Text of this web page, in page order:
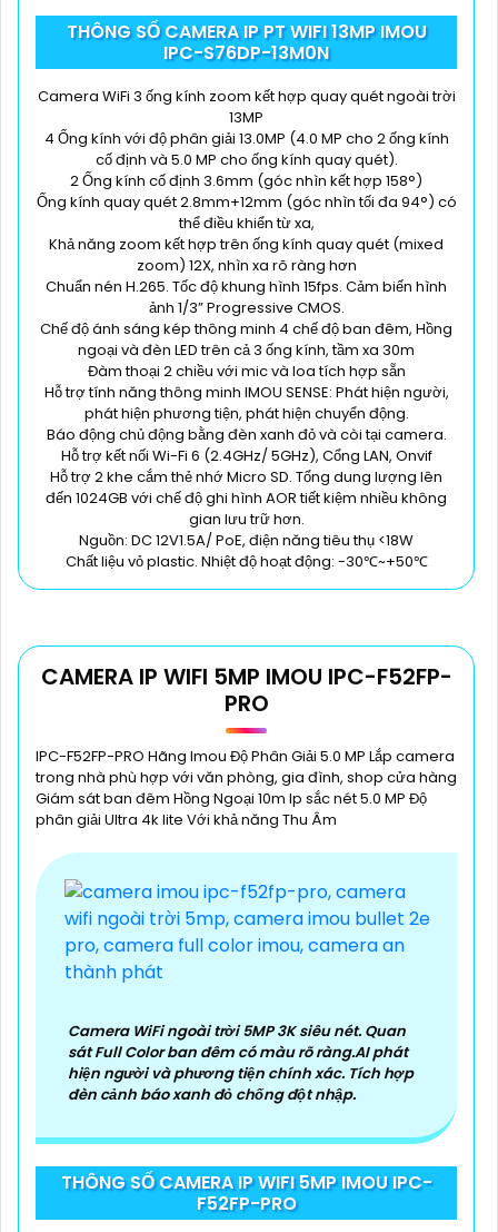
THÔNG SỐ CAMERA IP PT WIFI 13MP IMOU
IPC-S76DP-13M0N
Camera WiFi 3 ống kính zoom kết hợp quay quét ngoài trời
13MP
4 Ống kính với độ phân giải 13.0MP (4.0 MP cho 2 ống kính
cố định và 5.0 MP cho ống kính quay quét).
2 Ống kính cố định 3.6mm (góc nhìn kết hợp 158°)
Ống kính quay quét 2.8mm+12mm (góc nhìn tối đa 94°) có
thể điều khiển từ xa,
Khả năng zoom kết hợp trên ống kính quay quét (mixed
zoom) 12X, nhìn xa rõ ràng hơn
Chuẩn nén H.265. Tốc độ khung hình 15fps. Cảm biến hình
ảnh 1/3” Progressive CMOS.
Chế độ ánh sáng kép thông minh 4 chế độ ban đêm, Hồng
ngoại và đèn LED trên cả 3 ống kính, tầm xa 30m
Đàm thoại 2 chiều với mic và loa tích hợp sẵn
Hỗ trợ tính năng thông minh IMOU SENSE: Phát hiện người,
phát hiện phương tiện, phát hiện chuyển động.
Báo động chủ động bằng đèn xanh đỏ và còi tại camera.
Hỗ trợ kết nối Wi-Fi 6 (2.4GHz/ 5GHz), Cổng LAN, Onvif
Hỗ trợ 2 khe cắm thẻ nhớ Micro SD. Tổng dung lượng lên
đến 1024GB với chế độ ghi hình AOR tiết kiệm nhiều không
gian lưu trữ hơn.
Nguồn: DC 12V1.5A/ PoE, điện năng tiêu thụ <18W
Chất liệu vỏ plastic. Nhiệt độ hoạt động: -30℃~+50℃
CAMERA IP WIFI 5MP IMOU IPC-F52FP-
PRO
IPC-F52FP-PRO Hãng Imou Độ Phân Giải 5.0 MP Lắp camera
trong nhà phù hợp với văn phòng, gia đình, shop cửa hàng
Giám sát ban đêm Hồng Ngoại 10m Ip sắc nét 5.0 MP Độ
phân giải Ultra 4k lite Với khả năng Thu Âm
Camera WiFi ngoài trời 5MP 3K siêu nét. Quan
sát Full Color ban đêm có màu rõ ràng.AI phát
hiện người và phương tiện chính xác. Tích hợp
đèn cảnh báo xanh đỏ chống đột nhập.
THÔNG SỐ CAMERA IP WIFI 5MP IMOU IPC-
F52FP-PRO